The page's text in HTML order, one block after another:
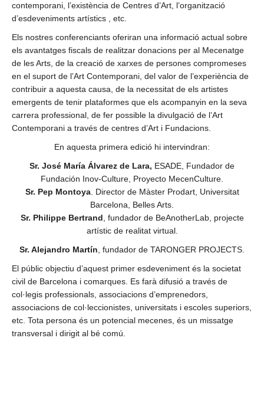
contemporani, l’existència de Centres d’Art, l’organització
d’esdeveniments artístics , etc.
Els nostres conferenciants oferiran una informació actual sobre
els avantatges fiscals de realitzar donacions per al Mecenatge
de les Arts, de la creació de xarxes de persones compromeses
en el suport de l’Art Contemporani, del valor de l’experiència de
contribuir a aquesta causa, de la necessitat de els artistes
emergents de tenir plataformes que els acompanyin en la seva
carrera professional, de fer possible la divulgació de l’Art
Contemporani a través de centres d’Art i Fundacions.
En aquesta primera edició hi intervindran:
Sr. José María Álvarez de Lara, ESADE, Fundador de
Fundación Inov-Culture, Proyecto MecenCulture.
Sr. Pep Montoya. Director de Màster Prodart, Universitat
Barcelona, Belles Arts.
Sr. Philippe Bertrand, fundador de BeAnotherLab, projecte
artístic de realitat virtual.
Sr. Alejandro Martín, fundador de TARONGER PROJECTS.
El públic objectiu d’aquest primer esdeveniment és la societat
civil de Barcelona i comarques. Es farà difusió a través de
col·legis professionals, associacions d’emprenedors,
associacions de col·leccionistes, universitats i escoles superiors,
etc. Tota persona és un potencial mecenes, és un missatge
transversal i dirigit al bé comú.